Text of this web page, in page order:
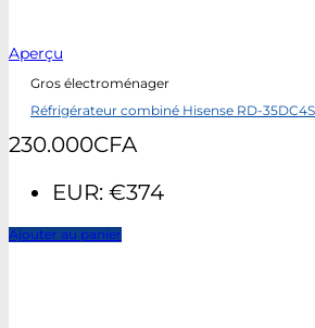
Aperçu
Gros électroménager
Réfrigérateur combiné Hisense RD-
230.000CFA
EUR: €374
Ajouter au panier